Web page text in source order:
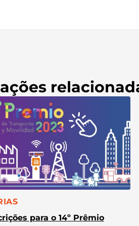
para o 14º Prêmio